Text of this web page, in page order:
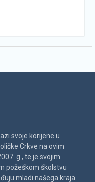
svoje korijene u
Crkve na ovim
g., te je svojim
požeškom školstvu
mladi našega kraja.